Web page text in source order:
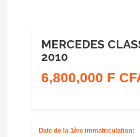
MERCEDES
2010
6,800,000 F
Date de la 1ère immatriculation: